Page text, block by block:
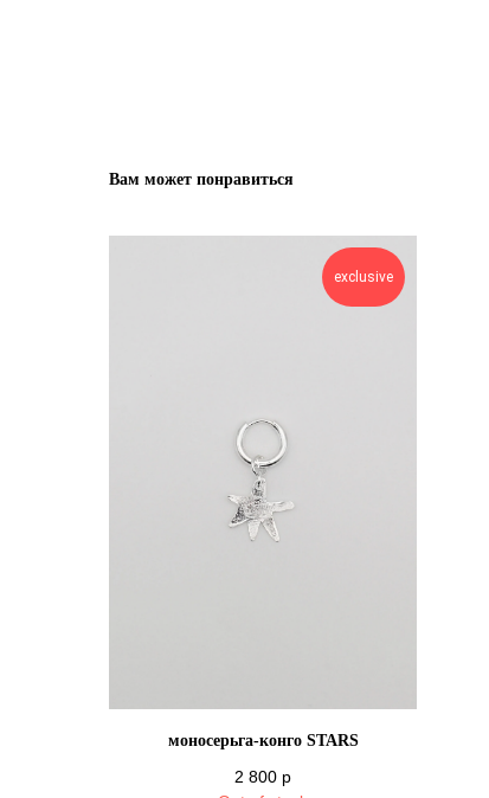
Вам может понравиться
exclusive
моносерьга-конго STARS
2 800 р